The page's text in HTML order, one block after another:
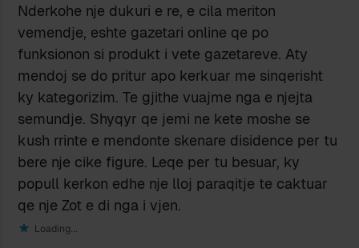
Nderkohe nje dukuri e re, e cila meriton
vemendje, eshte gazetari online qe po
funksionon si produkt i vete gazetareve. Aty
mendoj se do pritur apo kerkuar me sinqerisht
ky kategorizim. Te gjithe vuajme nga e njejta
semundje. Shyqyr qe jemi ne kete moshe se
kush rrinte e mendonte skenare disidence per tu
bere nje cike figure. Leqe per tu besuar, ky
popull kerkon edhe nje lloj paraqitje te caktuar
qe nje Zot e di nga i vjen.
Loading...